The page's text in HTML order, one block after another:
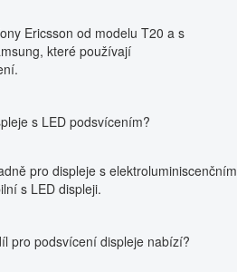
Ericsson od modelu T20 a s
které používají
s LED podsvícením?
pro displeje s elektroluminiscenčním
s LED displeji.
pro podsvícení displeje nabízí?